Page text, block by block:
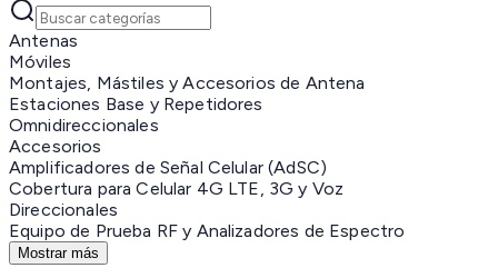
Antenas
Móviles
Montajes, Mástiles y Accesorios de Antena
Estaciones Base y Repetidores
Omnidireccionales
Accesorios
Amplificadores de Señal Celular (AdSC)
Cobertura para Celular 4G LTE, 3G y Voz
Direccionales
Equipo de Prueba RF y Analizadores de Espectro
Mostrar más